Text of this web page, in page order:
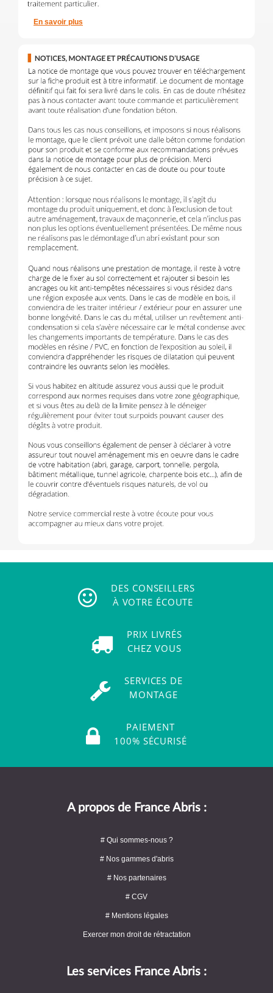
En savoir plus
DES CONSEILLERS
À VOTRE ÉCOUTE
PRIX LIVRÉS
CHEZ VOUS
SERVICES DE
MONTAGE
PAIEMENT
100% SÉCURISÉ
A propos de France Abris :
# Qui sommes-nous ?
# Nos gammes d'abris
# Nos partenaires
# CGV
# Mentions légales
Exercer mon droit de rétractation
Les services France Abris :